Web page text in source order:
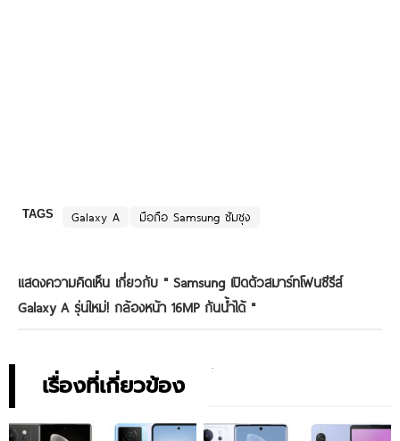
TAGS Galaxy A มือถือ Samsung ซัมซุง
แสดงความคิดเห็น เกี่ยวกับ " Samsung เปิดตัวสมาร์ทโฟนซีรีส์
Galaxy A รุ่นใหม่! กล้องหน้า 16MP กันน้ำได้"
เรื่องที่เกี่ยวข้อง